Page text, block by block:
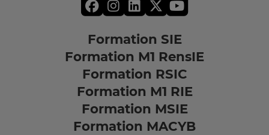
Formation SIE
Formation M1 RensIE
Formation RSIC
Formation M1 RIE
Formation MSIE
Formation MACYB